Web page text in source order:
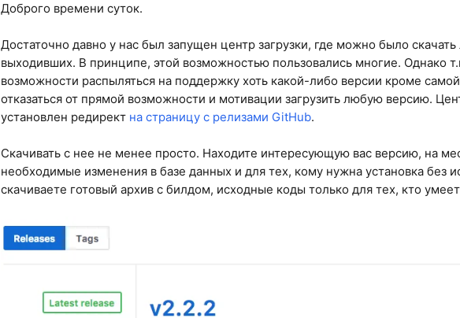
Доброго времени суток.
Достаточно давно у нас был запущен центр загрузки, где можно было
выходивших. В принципе, этой возможностью пользовались многие. Однако
возможности распыляться на поддержку хоть какой-либо версии кроме
отказаться от прямой возможности и мотивации загрузить любую версию.
установлен редирект на страницу с релизами GitHub.
Скачивать с нее не менее просто. Находите интересующую вас версию, на
необходимые изменения в базе данных и для тех, кому нужна установка без
скачиваете готовый архив с билдом, исходные коды только для тех, кто